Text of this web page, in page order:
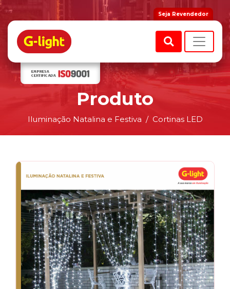
Seja Revendedor
Produto
Iluminação Natalina e Festiva Cortinas LED